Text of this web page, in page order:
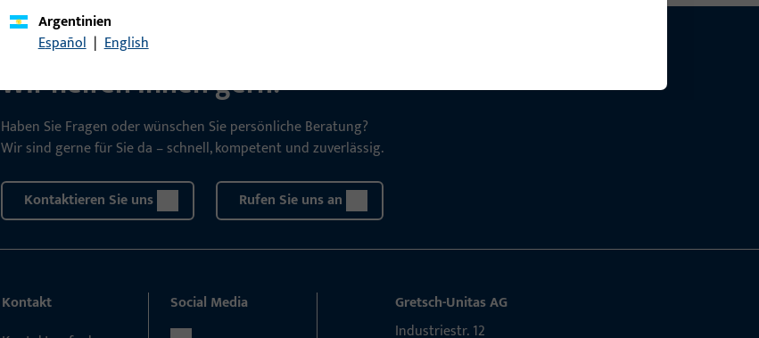
KONTAKT
Wir helfen Ihnen gern!
Haben Sie Fragen oder wünschen Sie persönliche Beratung?
Wir sind gerne für Sie da – schnell, kompetent und zuverlässig.
Kontaktieren Sie uns Rufen Sie uns an
Argentinien
Español | English
Kontakt
Social Media
Gretsch-Unitas AG
Indu­s­triestr. 12